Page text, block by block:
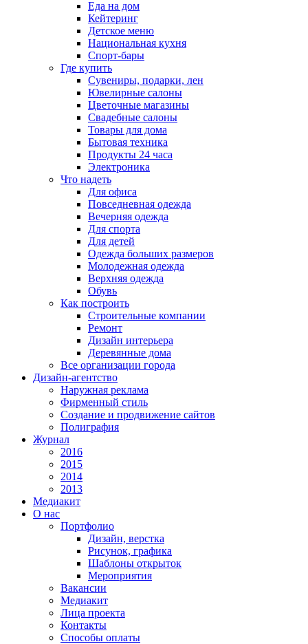
Еда на дом
Кейтеринг
Детское меню
Национальная кухня
Спорт-бары
Где купить
Сувениры, подарки, лен
Ювелирные салоны
Цветочные магазины
Свадебные салоны
Товары для дома
Бытовая техника
Продукты 24 часа
Электроника
Что надеть
Для офиса
Повседневная одежда
Вечерняя одежда
Для спорта
Для детей
Одежда больших размеров
Молодежная одежда
Верхняя одежда
Обувь
Как построить
Строительные компании
Ремонт
Дизайн интерьера
Деревянные дома
Все организации города
Дизайн-агентство
Наружная реклама
Фирменный стиль
Создание и продвижение сайтов
Полиграфия
Журнал
2016
2015
2014
2013
Медиакит
О нас
Портфолио
Дизайн, верстка
Рисунок, графика
Шаблоны открыток
Мероприятия
Вакансии
Медиакит
Лица проекта
Контакты
Способы оплаты